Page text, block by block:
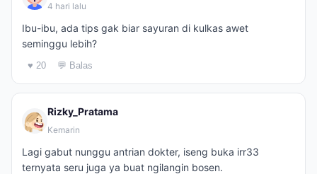
4 hari lalu
Ibu-ibu, ada tips gak biar sayuran di kulkas awet
seminggu lebih?
♥ 20 💬 Balas
Rizky_Pratama
Kemarin
Lagi gabut nunggu antrian dokter, iseng buka irr33
ternyata seru juga ya buat ngilangin bosen.